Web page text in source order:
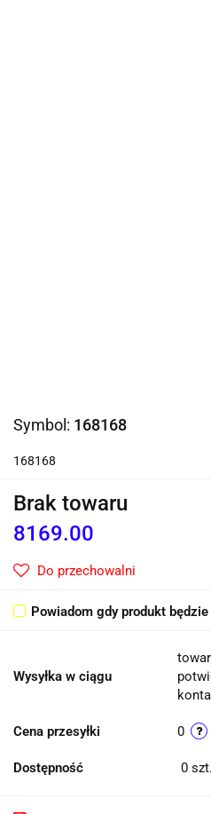
Symbol: 168168
168168
Brak towaru
8169.00
Do przechowalni
Powiadom gdy produkt
Wysyłka w ciągu
Cena przesyłki 0
Dostępność 0 szt.